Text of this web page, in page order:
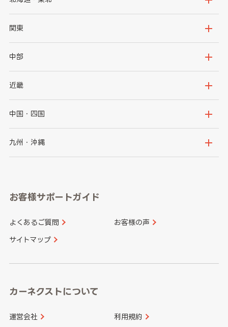
北海道
岩手県
秋田県
関東
茨城県
群馬県
千葉県
神奈川県
中部
新潟県
石川県
山梨県
愛知県
近畿
大阪府
京都府
和歌山県
中国・四国
鳥取県
山口県
香川県 愛媛県
九州・沖縄
長崎県
大分県 宮崎県
お客様サポートガイド
よくあるご質問 お客様の声
サイトマップ
カーネクストについて
運営会社 利用規約